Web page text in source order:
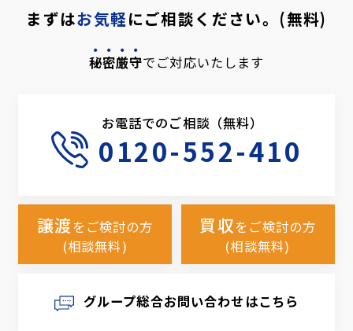
まずはお気軽にご相談ください。(無料)
秘密厳守でご対応いたします
お電話でのご相談（無料）
0120-552-410
譲渡をご検討の方
(相談無料)
買収をご検討の方
(相談無料)
グループ総合お問い合わせはこちら